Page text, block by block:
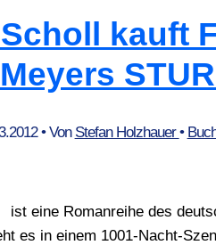
kauft
• Von Stefan Holzhauer•
ist eine Roman­rei­he des
es in einem 1001-Nacht-